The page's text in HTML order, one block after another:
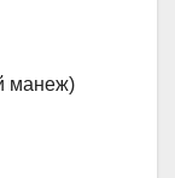
манеж)